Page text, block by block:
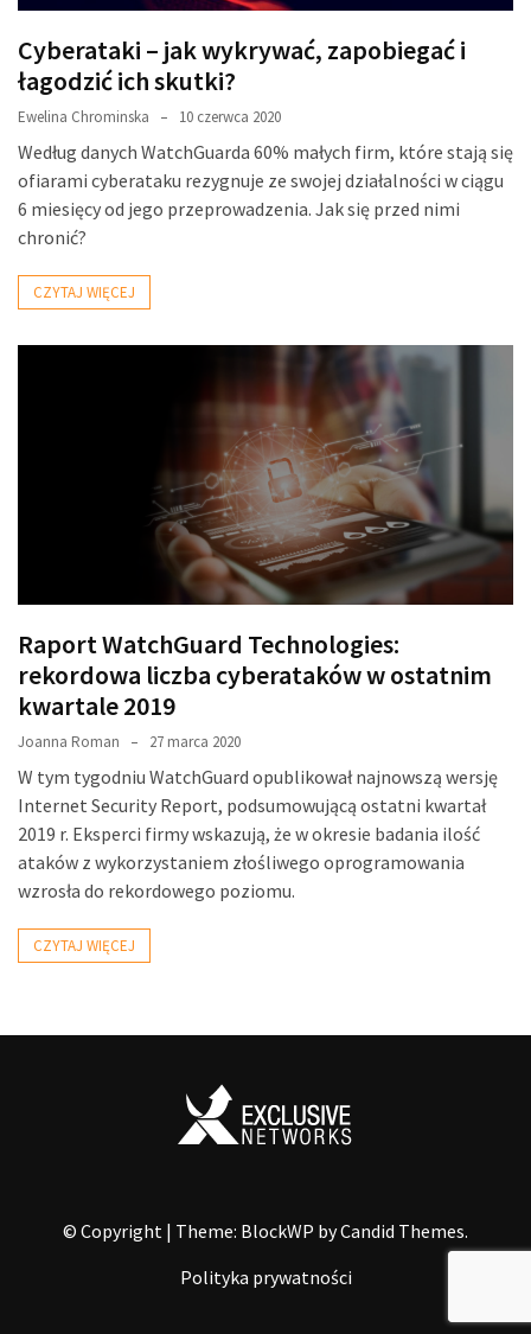
Cyberataki – jak wykrywać, zapobiegać i
łagodzić ich skutki?
Ewelina Chrominska 10 czerwca 2020
Według danych WatchGuarda 60% małych firm, które stają się
ofiarami cyberataku rezygnuje ze swojej działalności w ciągu
6 miesięcy od jego przeprowadzenia. Jak się przed nimi
chronić?
CZYTAJ WIĘCEJ
Raport WatchGuard Technologies:
rekordowa liczba cyberataków w ostatnim
kwartale 2019
Joanna Roman 27 marca 2020
W tym tygodniu WatchGuard opublikował najnowszą wersję
Internet Security Report, podsumowującą ostatni kwartał
2019 r. Eksperci firmy wskazują, że w okresie badania ilość
ataków z wykorzystaniem złośliwego oprogramowania
wzrosła do rekordowego poziomu.
CZYTAJ WIĘCEJ
© Copyright | Theme: BlockWP byCandid Themes.
Polityka prywatności